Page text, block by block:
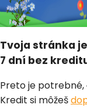
Tvoja stránka
7 dní bez
Preto je potrebné,
Kredit si môžeš